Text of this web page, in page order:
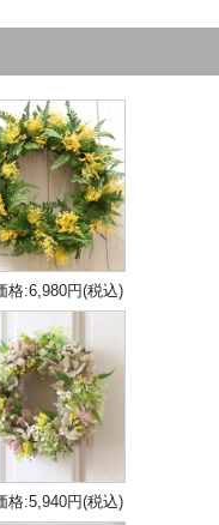
格:6,980円(税込)
格:5,940円(税込)